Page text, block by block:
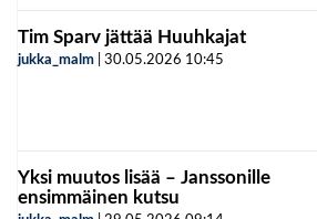
Tim Sparv jättää Huuhkajat
jukka_malm 30.05.2026 10:45
Yksi muutos lisää – Janssonille
ensimmäinen kutsu